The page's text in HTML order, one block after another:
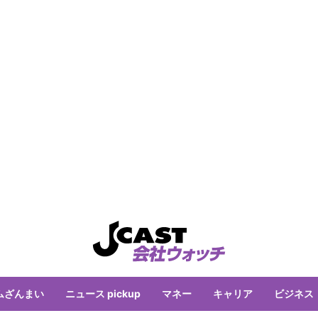
ざんまい ニュース pickup マネー キャリア ビジネス